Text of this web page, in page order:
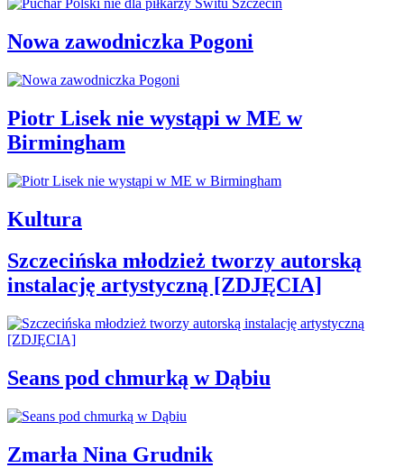
Nowa zawodniczka Pogoni
Piotr Lisek nie wystąpi w ME w
Birmingham
Kultura
Szczecińska młodzież tworzy autorską
instalację artystyczną [ZDJĘCIA]
Seans pod chmurką w Dąbiu
Zmarła Nina Grudnik